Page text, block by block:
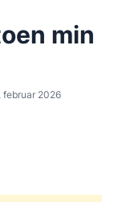
min
februar 2026